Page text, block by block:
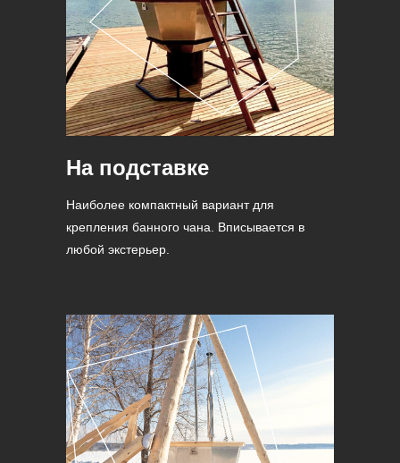
На подставке
Наиболее компактный вариант для
крепления банного чана. Вписывается в
любой экстерьер.